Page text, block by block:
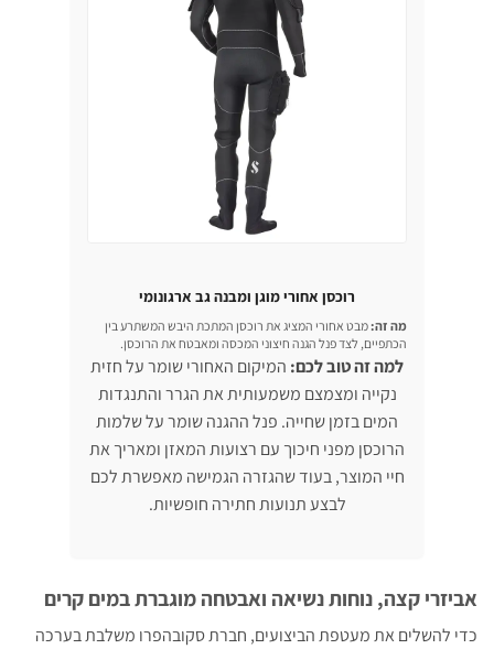
רוכסן אחורי מוגן ומבנה גב ארגונומי
מה זה: מבט אחורי המציג את רוכסן המתכת היבש המשתרע בין
הכתפיים, לצד פנל הגנה חיצוני המכסה ומאבטח את הרוכסן.
למה זה טוב לכם: המיקום האחורי שומר על חזית
נקייה ומצמצם משמעותית את הגרר והתנגדות
המים בזמן שחייה. פנל ההגנה שומר על שלמות
הרוכסן מפני חיכוך עם רצועות המאזן ומאריך את
חיי המוצר, בעוד שהגזרה הגמישה מאפשרת לכם
לבצע תנועות חתירה חופשיות.
אביזרי קצה, נוחות נשיאה ואבטחה מוגברת במים קרים
כדי להשלים את מעטפת הביצועים, חברת סקובהפרו משלבת בערכה